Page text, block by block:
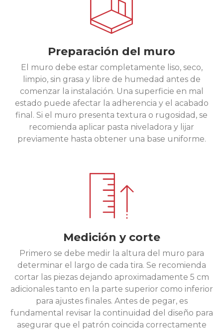
Preparación del muro
El muro debe estar completamente liso, seco,
limpio, sin grasa y libre de humedad antes de
comenzar la instalación. Una superficie en mal
estado puede afectar la adherencia y el acabado
final. Si el muro presenta textura o rugosidad, se
recomienda aplicar pasta niveladora y lijar
previamente hasta obtener una base uniforme.
Medición y corte
Primero se debe medir la altura del muro para
determinar el largo de cada tira. Se recomienda
cortar las piezas dejando aproximadamente 5 cm
adicionales tanto en la parte superior como inferior
para ajustes finales. Antes de pegar, es
fundamental revisar la continuidad del diseño para
asegurar que el patrón coincida correctamente